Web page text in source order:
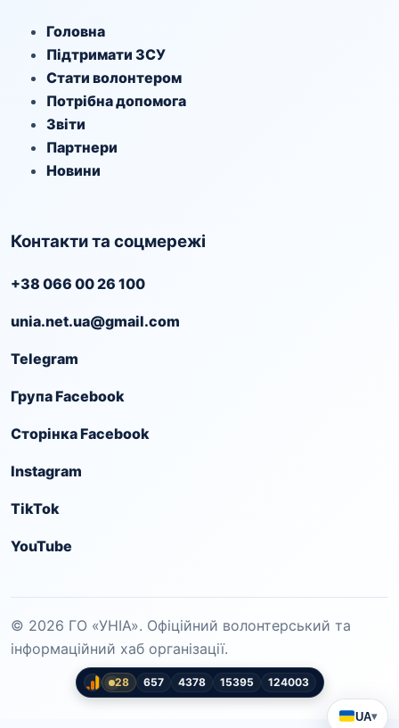
Головна
Підтримати ЗСУ
Стати волонтером
Потрібна допомога
Звіти
Партнери
Новини
Контакти та соцмережі
+38 066 00 26 100
unia.net.ua@gmail.com
Telegram
Група Facebook
Сторінка Facebook
Instagram
TikTok
YouTube
© 2026 ГО «УНІА». Офіційний волонтерський та
інформаційний хаб організації.
28 657 4378 15395 124003
UA▾